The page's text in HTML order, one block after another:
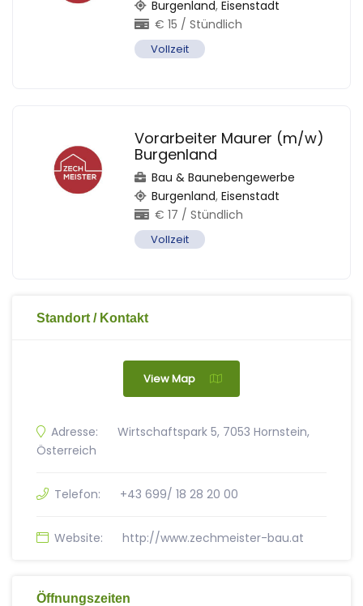
Burgenland, Eisenstadt
€ 15 / Stündlich
Vollzeit
Vorarbeiter Maurer (m/w)
Burgenland
Bau & Baunebengewerbe
Burgenland, Eisenstadt
€ 17 / Stündlich
Vollzeit
Standort / Kontakt
View Map
Adresse:
Wirtschaftspark 5, 7053 Hornstein,
Österreich
Telefon: +43 699/ 18 28 20 00
Website: http://www.zechmeister-bau.at
Öffnungszeiten